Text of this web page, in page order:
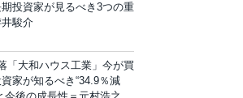
投資家が見るべき3つの重
駿介
「大和ハウス工業」今が買
家が知るべき“34.9％減